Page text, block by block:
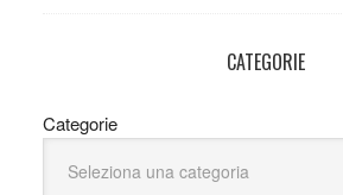
CATEGORIE
Categorie